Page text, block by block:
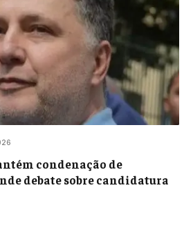
condenação de
debate sobre candidatura